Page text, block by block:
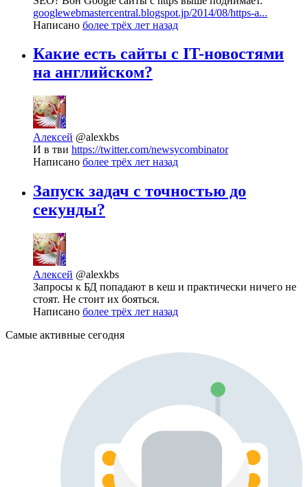
googlewebmastercentral.blogspot.jp/2014/08/https-a...
Написано более трёх лет назад
Какие есть сайты с IT-новостями
на английском?
Алексей @alexkbs
И в тви https://twitter.com/newsycombinator
Написано более трёх лет назад
Запуск задач с точностью до
секунды?
Алексей @alexkbs
Запросы к БД попадают в кеш и практически ничего не
стоят. Не стоит их бояться.
Написано более трёх лет назад
Самые активные сегодня